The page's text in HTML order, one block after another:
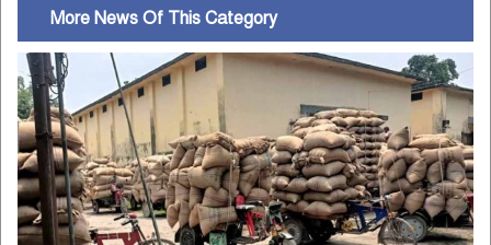
More News Of This Category